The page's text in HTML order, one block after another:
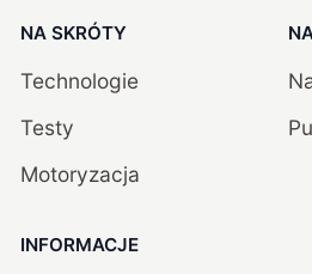
NA SKRÓTY
Technologie
Testy
Motoryzacja
INFORMACJE